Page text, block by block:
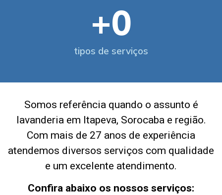
+0
tipos de serviços
Somos referência quando o assunto é
lavanderia em Itapeva, Sorocaba e região.
Com mais de 27 anos de experiência
atendemos diversos serviços com qualidade
e um excelente atendimento.
Confira abaixo os nossos serviços: